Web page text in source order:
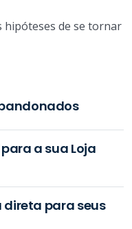
hipóteses de se tornar
a sua Loja
direta para seus